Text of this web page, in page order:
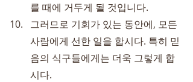
를 때에 거두게 될 것입니다.
그러므로 기회가 있는 동안에, 모든
사람에게 선한 일을 합시다. 특히 믿
음의 식구들에게는 더욱 그렇게 합
시다.